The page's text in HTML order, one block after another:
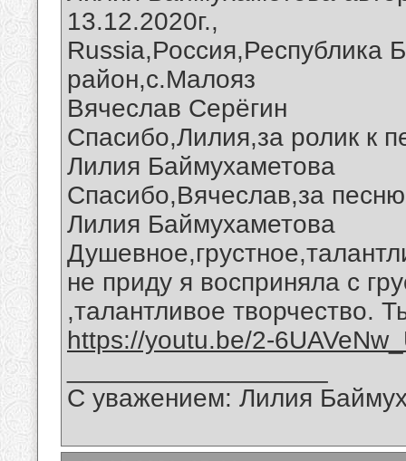
13.12.2020г.,
Russia,Россия,Республика
район,с.Малояз
Вячеслав Серёгин
Спасибо,Лилия,за ролик к
Лилия Баймухаметова
Спасибо,Вячеслав,за
Лилия Баймухаметова
не приду я восприняла с
,талантливое творчество.
https://youtu.be/2-
С уважением: Лилия